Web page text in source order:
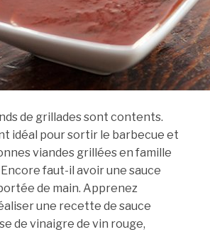
de grillades sont contents.
idéal pour sortir le barbecue et
viandes grillées en famille
faut-il avoir une sauce
de main. Apprenez
une recette de sauce
de vinaigre de vin rouge,